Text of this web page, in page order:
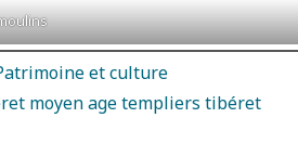
et culture
moyen agetempliers tibéret